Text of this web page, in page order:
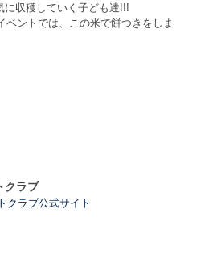
に収穫していく子ども達!!!
ベントでは、この米で餅つきをしま
クラブ